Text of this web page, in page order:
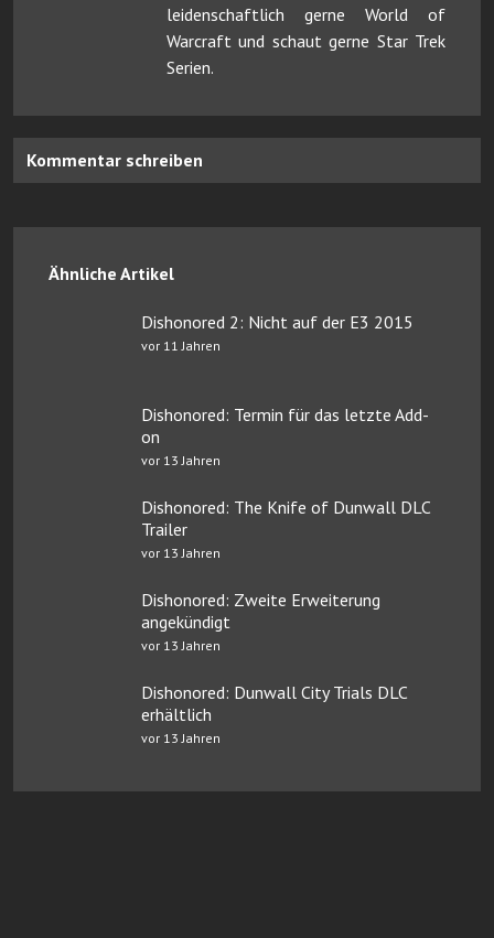
leidenschaftlich gerne World of
Warcraft und schaut gerne Star Trek
Serien.
Kommentar schreiben
Ähnliche Artikel
Dishonored 2: Nicht auf der E3 2015
vor 11 Jahren
Dishonored: Termin für das letzte Add-
on
vor 13 Jahren
Dishonored: The Knife of Dunwall DLC
Trailer
vor 13 Jahren
Dishonored: Zweite Erweiterung
angekündigt
vor 13 Jahren
Dishonored: Dunwall City Trials DLC
erhältlich
vor 13 Jahren